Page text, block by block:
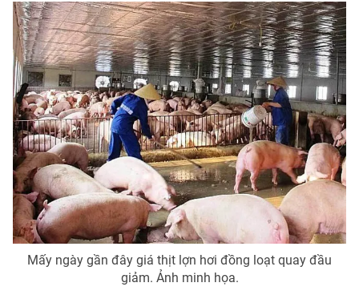
Thị trường
Tư vấn
Lịch phát sóng
Chuyên mục khác
Emagazine Podcast
Photo Infographic
Video Shorts video
VTV Money VTV Thể thao
Bất động sản
Mấy ngày gần đây giá thịt lợn hơi đồng loạt quay đầu
giảm. Ảnh minh họa.